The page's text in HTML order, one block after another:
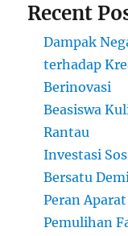
Recent
Dampak
terhadap
Berinovasi
Beasiswa
Rantau
Investasi
Bersatu
Peran
Pemulihan